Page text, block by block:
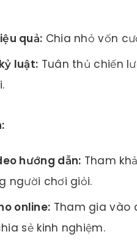
quả: Chia nhỏ vốn
luật: Tuân thủ chiến
hướng dẫn: Tham
người chơi giỏi.
online: Tham gia vào
sẻ kinh nghiệm.